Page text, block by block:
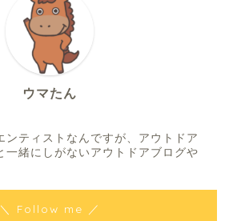
ウマたん
ンティストなんですが、アウトドア
一緒にしがないアウトドアブログや
＼ Follow me ／